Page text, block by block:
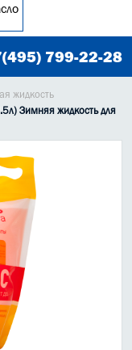
799-22-28
жидкость
Зимняя жидкость для